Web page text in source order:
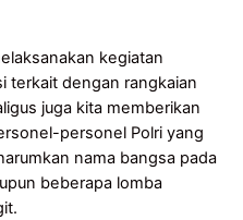
kegiatan
terkait dengan rangkaian
juga kita memberikan
personel Polri yang
nama bangsa pada
beberapa lomba